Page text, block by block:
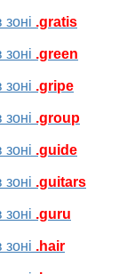
.gratis
.green
.gripe
.group
.guide
.guitars
.guru
.hair